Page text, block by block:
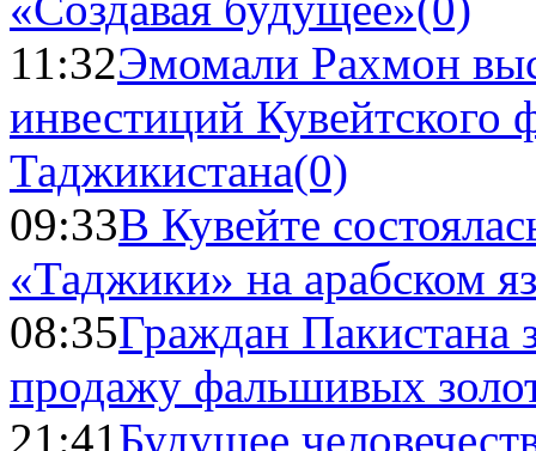
11:32Эмомали Рахмон
инвестиций Кувейтского
Таджикистана(0)
09:33В Кувейте
«Таджики» на арабском
08:35Граждан Пакистана
продажу фальшивых
21:41Будущее